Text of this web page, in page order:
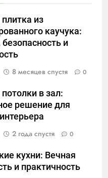
из
каучука:
безопасность и
8 месяцев спустя 0
в зал:
решение для
2 года спустя 0
кухни: Вечная
и практичность